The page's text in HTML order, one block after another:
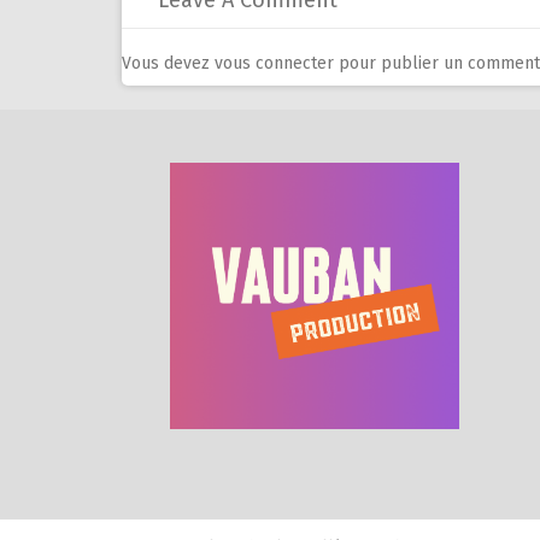
Vous devez vous connecter pour publier un